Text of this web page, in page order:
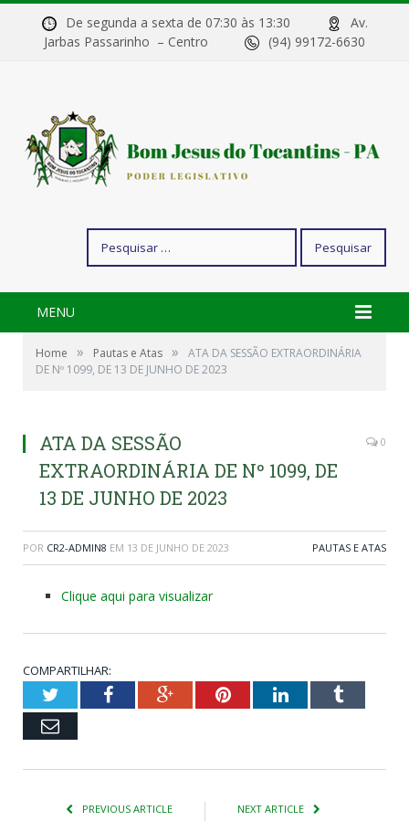
De segunda a sexta de 07:30 às 13:30
Av.
Jarbas Passarinho – Centro
(94) 99172-6630
por:
MENU
Home » Pautas e Atas »
ATA DA SESSÃO EXTRAORDINÁRIA
DE Nº 1099, DE 13 DE JUNHO DE 2023
ATA DA SESSÃO
EXTRAORDINÁRIA DE Nº 1099, DE
13 DE JUNHO DE 2023
0
POR CR2-ADMIN8 EM 13 DE JUNHO DE 2023 PAUTAS E ATAS
Clique aqui para visualizar
COMPARTILHAR:
TwitterFacebookGoogle+PinterestLinkedInTumblr
Email
PREVIOUS ARTICLE NEXT ARTICLE